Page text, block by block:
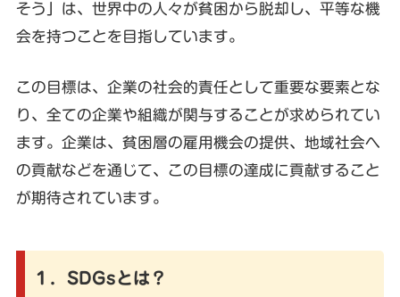
そう」は、世界中の人々が貧困から脱却し、平等な機
会を持つことを目指しています。
この目標は、企業の社会的責任として重要な要素とな
り、全ての企業や組織が関与することが求められてい
ます。企業は、貧困層の雇用機会の提供、地域社会へ
の貢献などを通じて、この目標の達成に貢献すること
が期待されています。
１．SDGsとは？